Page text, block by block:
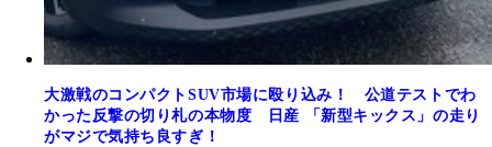
大激戦のコンパクトSUV市場に殴り込み！ 公道テストでわ
かった反撃の切り札の本物度 日産 「新型キックス」の走り
がマジで気持ち良すぎ！